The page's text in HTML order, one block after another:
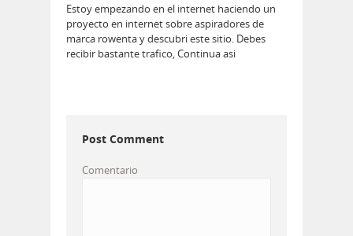
Estoy empezando en el internet haciendo un
proyecto en internet sobre aspiradores de
marca rowenta y descubri este sitio. Debes
recibir bastante trafico, Continua asi
Post Comment
Comentario